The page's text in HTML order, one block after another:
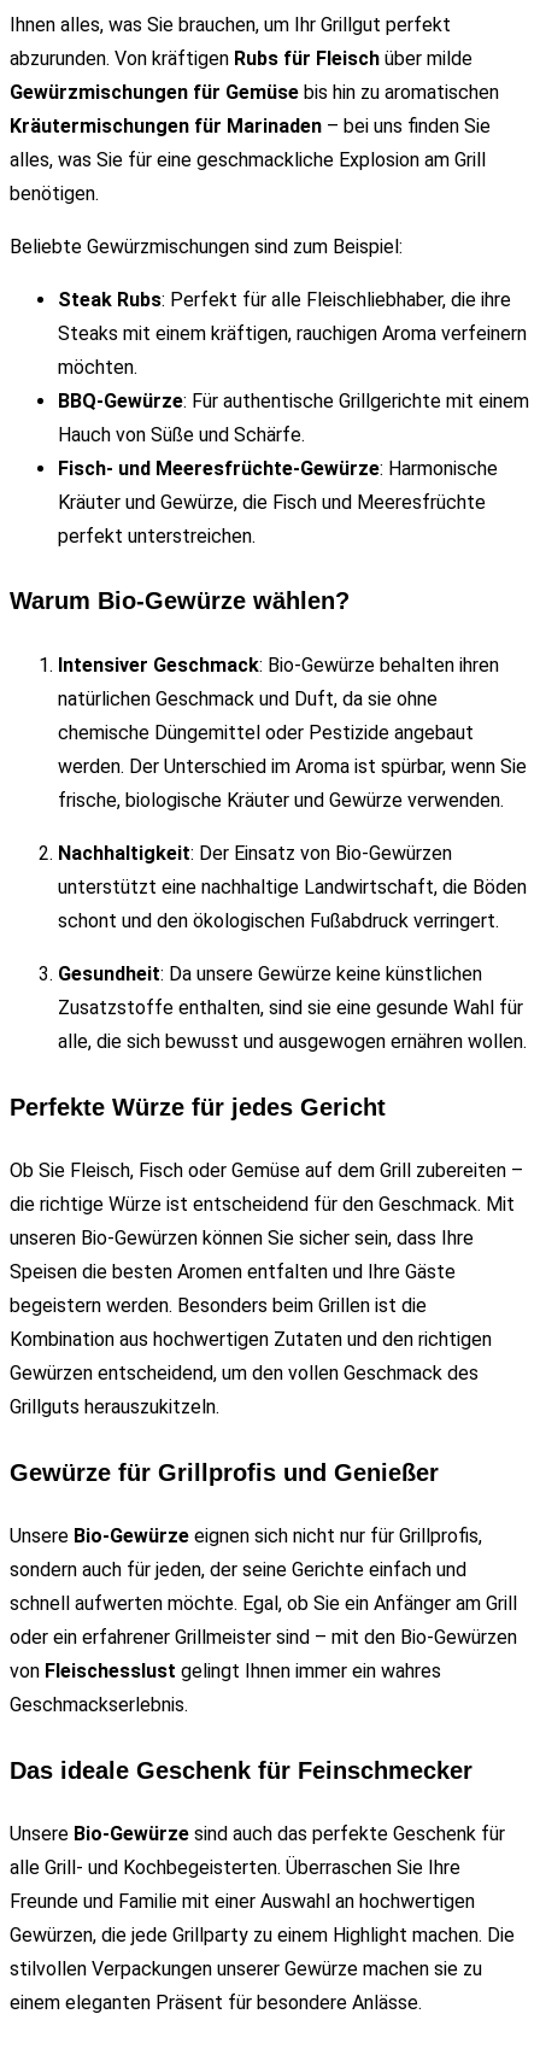
Ihnen alles, was Sie brauchen, um Ihr Grillgut perfekt
abzurunden. Von kräftigen Rubs für Fleisch über milde
Gewürzmischungen für Gemüse bis hin zu aromatischen
Kräutermischungen für Marinaden – bei uns finden Sie
alles, was Sie für eine geschmackliche Explosion am Grill
benötigen.
Beliebte Gewürzmischungen sind zum Beispiel:
Steak Rubs: Perfekt für alle Fleischliebhaber, die ihre
Steaks mit einem kräftigen, rauchigen Aroma verfeinern
möchten.
BBQ-Gewürze: Für authentische Grillgerichte mit einem
Hauch von Süße und Schärfe.
Fisch- und Meeresfrüchte-Gewürze: Harmonische
Kräuter und Gewürze, die Fisch und Meeresfrüchte
perfekt unterstreichen.
Warum Bio-Gewürze wählen?
Intensiver Geschmack: Bio-Gewürze behalten ihren
natürlichen Geschmack und Duft, da sie ohne
chemische Düngemittel oder Pestizide angebaut
werden. Der Unterschied im Aroma ist spürbar, wenn Sie
frische, biologische Kräuter und Gewürze verwenden.
Nachhaltigkeit: Der Einsatz von Bio-Gewürzen
unterstützt eine nachhaltige Landwirtschaft, die Böden
schont und den ökologischen Fußabdruck verringert.
Gesundheit: Da unsere Gewürze keine künstlichen
Zusatzstoffe enthalten, sind sie eine gesunde Wahl für
alle, die sich bewusst und ausgewogen ernähren wollen.
Perfekte Würze für jedes Gericht
Ob Sie Fleisch, Fisch oder Gemüse auf dem Grill zubereiten –
die richtige Würze ist entscheidend für den Geschmack. Mit
unseren Bio-Gewürzen können Sie sicher sein, dass Ihre
Speisen die besten Aromen entfalten und Ihre Gäste
begeistern werden. Besonders beim Grillen ist die
Kombination aus hochwertigen Zutaten und den richtigen
Gewürzen entscheidend, um den vollen Geschmack des
Grillguts herauszukitzeln.
Gewürze für Grillprofis und Genießer
Unsere Bio-Gewürze eignen sich nicht nur für Grillprofis,
sondern auch für jeden, der seine Gerichte einfach und
schnell aufwerten möchte. Egal, ob Sie ein Anfänger am Grill
oder ein erfahrener Grillmeister sind – mit den Bio-Gewürzen
von Fleischesslust gelingt Ihnen immer ein wahres
Geschmackserlebnis.
Das ideale Geschenk für Feinschmecker
Unsere Bio-Gewürze sind auch das perfekte Geschenk für
alle Grill- und Kochbegeisterten. Überraschen Sie Ihre
Freunde und Familie mit einer Auswahl an hochwertigen
Gewürzen, die jede Grillparty zu einem Highlight machen. Die
stilvollen Verpackungen unserer Gewürze machen sie zu
einem eleganten Präsent für besondere Anlässe.